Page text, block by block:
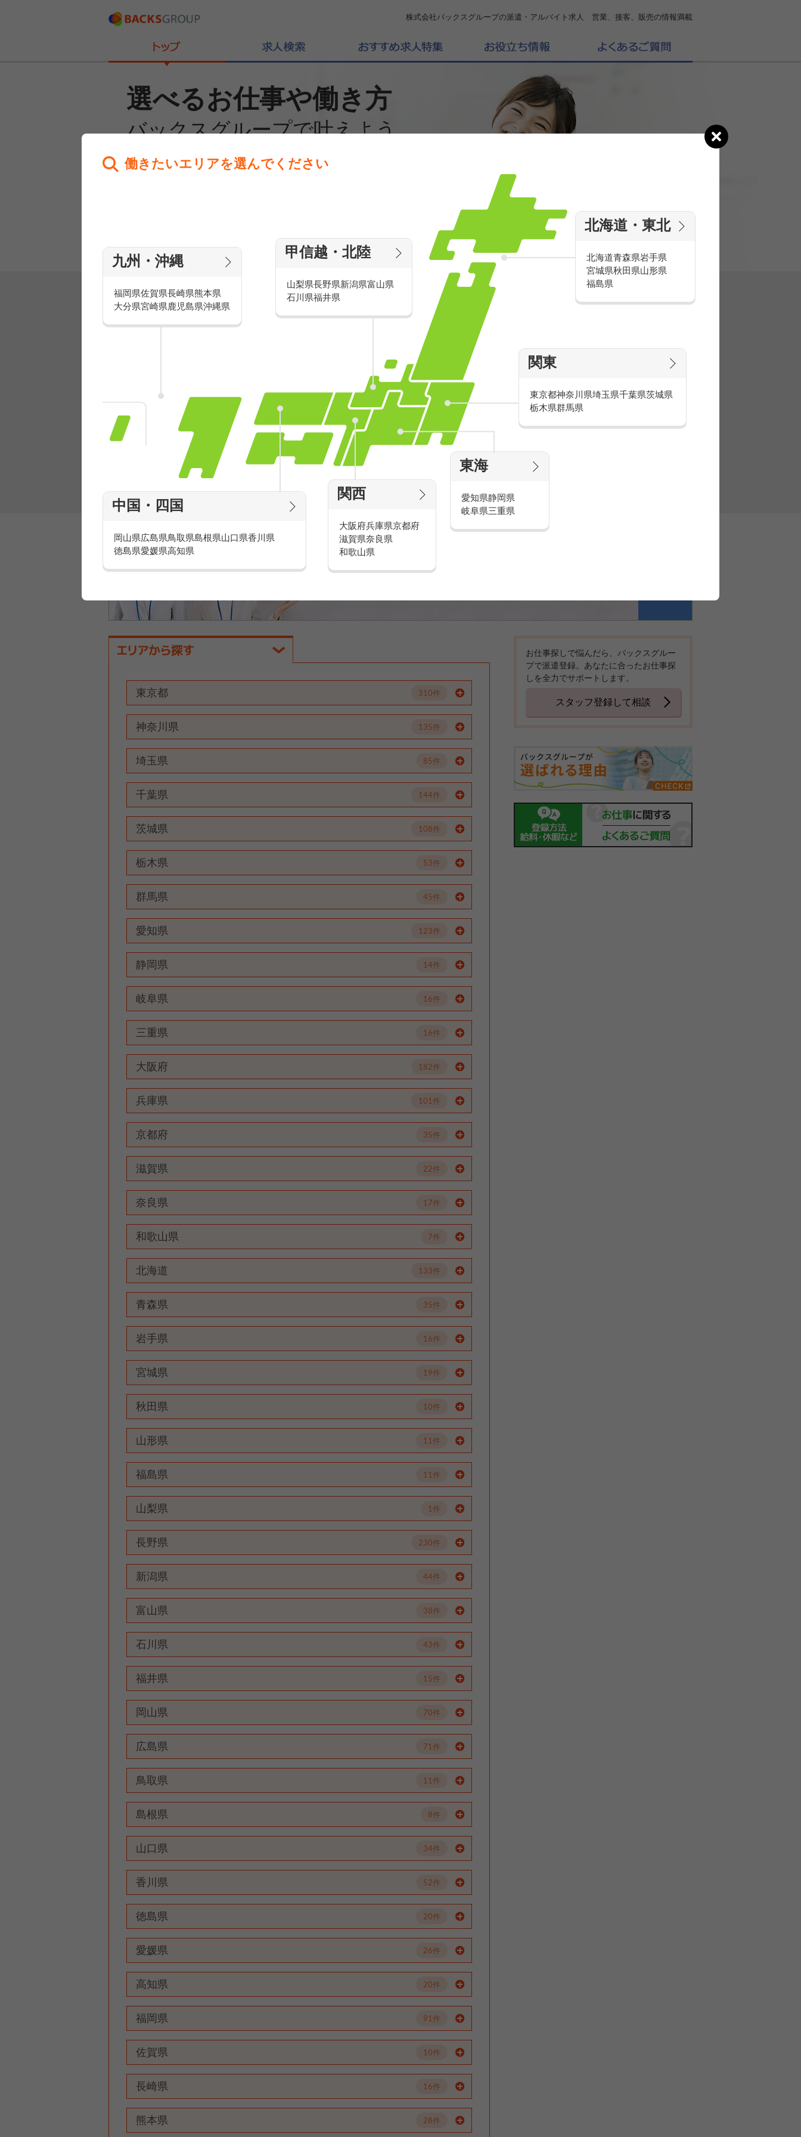
株式会社バックスグループの派遣・アルバイト求人 営業、接客、販売の情報満載
選べるお仕事や働き方
バックスグループで叶えよう
働きたいエリアを選んでください
エリアの
働きたいエリアを選んでください
北海道・東北
北海道青森県岩手県
宮城県秋田県山形県
福島県
関東
東京都神奈川県埼玉県千葉県茨城県
栃木県群馬県
東海
愛知県静岡県
岐阜県三重県
関西
大阪府兵庫県京都府
滋賀県奈良県
和歌山県
中国・四国
岡山県広島県鳥取県島根県山口県香川県
徳島県愛媛県高知県
九州・沖縄
福岡県佐賀県長崎県熊本県
大分県宮崎県鹿児島県沖縄県
甲信越・北陸
山梨県長野県新潟県富山県
石川県福井県
派遣・アルバイトのおすすめ求人特集
有名ブランドで楽しく働こう
人気を誇るブランドで 販売&店舗運営スタッ
フ積極採用中！
家電量販店の派遣・バイト求人
家電量販店で働くメリットをご紹介！
官庁・官公庁のお仕事とは
東京都 310件
神奈川県 135件
埼玉県 85件
千葉県 144件
茨城県 108件
栃木県 53件
群馬県 45件
愛知県 123件
静岡県 14件
岐阜県 16件
三重県 16件
大阪府 182件
兵庫県 101件
京都府 35件
滋賀県 22件
奈良県 17件
和歌山県 7件
北海道 133件
青森県 35件
岩手県 16件
宮城県 19件
秋田県 10件
山形県 11件
福島県 11件
山梨県 1件
長野県 230件
新潟県 44件
富山県 38件
石川県 43件
福井県 15件
岡山県 70件
広島県 71件
鳥取県 11件
島根県 8件
山口県 34件
香川県 52件
徳島県 20件
愛媛県 26件
高知県 20件
福岡県 91件
佐賀県 10件
長崎県 16件
熊本県 28件
お仕事探しで悩んだら、バックスグルー
プで派遣登録。あなたに合ったお仕事探
しを全力でサポートします。
スタッフ登録して相談